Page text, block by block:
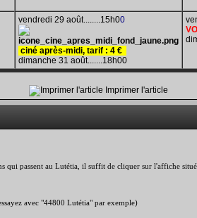
vendredi 29 août........15h00
ciné après-midi, tarif : 4 €
dimanche 31 août.......18h00
Imprimer l'article
passent au Lutétia, il suffit de cliquer sur l'affiche
avec "44800 Lutétia" par exemple)